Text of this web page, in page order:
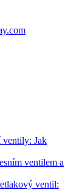
ventily: Jak
ventilem a
ventil: